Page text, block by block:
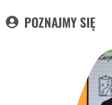
POZNAJMY SIĘ